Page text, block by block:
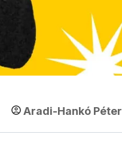
Aradi-Hankó Péter